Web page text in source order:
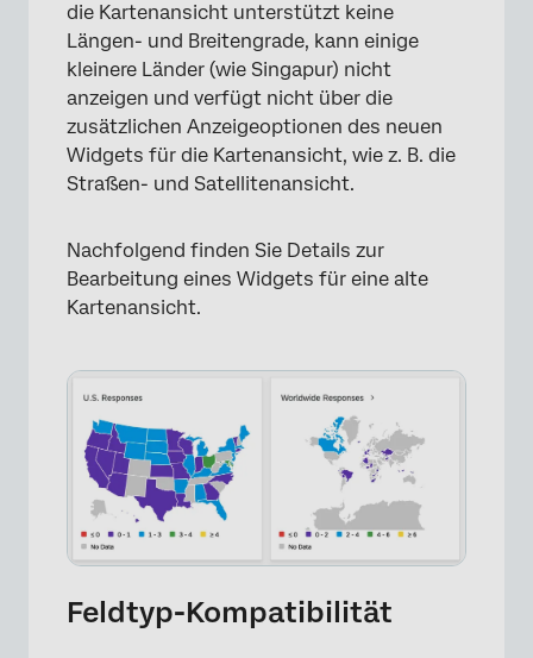
die Kartenansicht unterstützt keine
Längen- und Breitengrade, kann einige
kleinere Länder (wie Singapur) nicht
anzeigen und verfügt nicht über die
zusätzlichen Anzeigeoptionen des neuen
Widgets für die Kartenansicht, wie z. B. die
Straßen- und Satellitenansicht.
Nachfolgend finden Sie Details zur
Bearbeitung eines Widgets für eine alte
Kartenansicht.
Feldtyp-Kompatibilität